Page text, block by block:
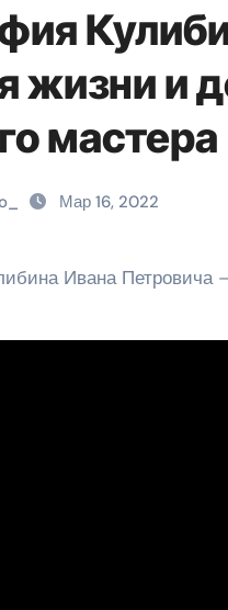
жизни и
мастера
Мар 16, 2022